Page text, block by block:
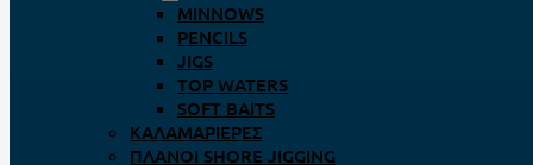
MINNOWS
PENCILS
JIGS
TOP WATERS
SOFT BAITS
ΚΑΛΑΜΑΡΙΈΡΕΣ
ΠΛΆΝΟΙ SHORE JIGGING